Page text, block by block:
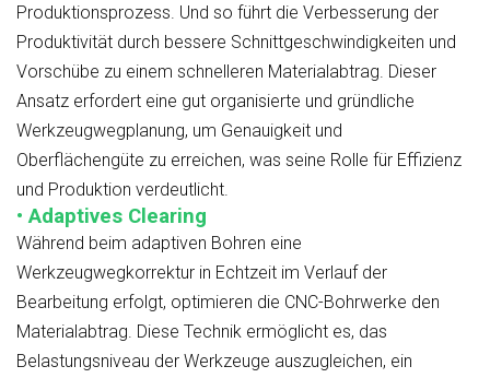
Produktionsprozess. Und so führt die Verbesserung der
Produktivität durch bessere Schnittgeschwindigkeiten und
Vorschübe zu einem schnelleren Materialabtrag. Dieser
Ansatz erfordert eine gut organisierte und gründliche
Werkzeugwegplanung, um Genauigkeit und
Oberflächengüte zu erreichen, was seine Rolle für Effizienz
und Produktion verdeutlicht.
• Adaptives Clearing
Während beim adaptiven Bohren eine
Werkzeugwegkorrektur in Echtzeit im Verlauf der
Bearbeitung erfolgt, optimieren die CNC-Bohrwerke den
Materialabtrag. Diese Technik ermöglicht es, das
Belastungsniveau der Werkzeuge auszugleichen, ein